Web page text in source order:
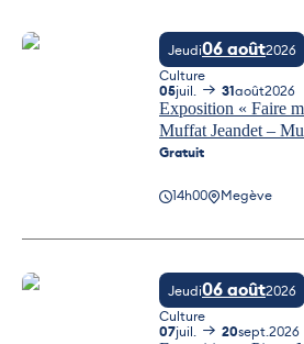
Exposition « Faire
Muffat Jeandet –
Gratuit
14h00 Megève
Jeudi06 août2026
Culture
05juil. 31août2026
Exposition « Faire montagne »,
Jeudi06 août2026
Culture
07juil. 20sept.2026